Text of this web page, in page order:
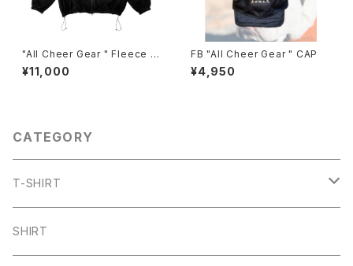
"All Cheer Gear " Fleece J
ACKET
¥11,000
FB "All Cheer Gear " CAP
¥4,950
CATEGORY
T-SHIRT
ARCH
SHIRT